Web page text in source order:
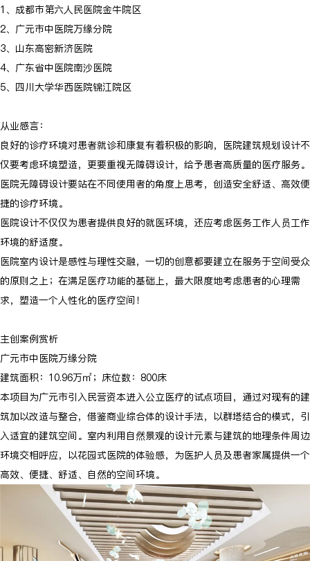
1、成都市第六人民医院金牛院区
2、广元市中医院万缘分院
3、山东高密新济医院
4、广东省中医院南沙医院
5、四川大学华西医院锦江院区
从业感言：
良好的诊疗环境对患者就诊和康复有着积极的影响，医院建筑规划设计不
仅要考虑环境塑造，更要重视无障碍设计，给予患者高质量的医疗服务。
医院无障碍设计要站在不同使用者的角度上思考，创造安全舒适、高效便
捷的诊疗环境。
医院设计不仅仅为患者提供良好的就医环境，还应考虑医务工作人员工作
环境的舒适度。
医院室内设计是感性与理性交融，一切的创意都要建立在服务于空间受众
的原则之上；在满足医疗功能的基础上，最大限度地考虑患者的心理需
求，塑造一个人性化的医疗空间！
主创案例赏析
广元市中医院万缘分院
建筑面积：10.96万㎡；床位数：800床
本项目为广元市引入民营资本进入公立医疗的试点项目，通过对现有的建
筑加以改造与整合，借鉴商业综合体的设计手法，以群塔结合的模式，引
入适宜的建筑空间。室内利用自然景观的设计元素与建筑的地理条件周边
环境交相呼应，以花园式医院的体验感，为医护人员及患者家属提供一个
高效、便捷、舒适、自然的空间环境。